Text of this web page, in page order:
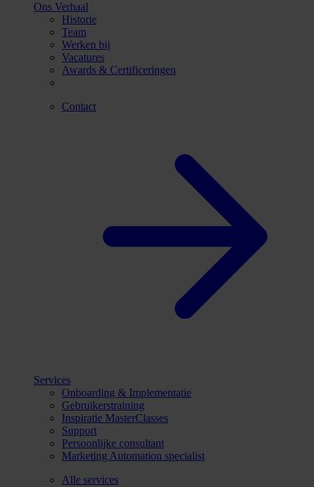
Ons Verhaal
Historie
Team
Werken bij
Vacatures
Awards & Certificeringen
Contact
Services
Onboarding & Implementatie
Gebruikerstraining
Inspiratie MasterClasses
Support
Persoonlijke consultant
Marketing Automation specialist
Alle services